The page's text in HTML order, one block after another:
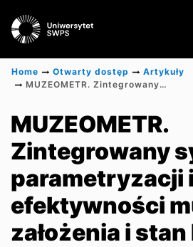
Scientific research results
Home Otwarty dostęp
Artykuły
MUZEOMETR. Zintegrowany system parametryzacji i oceny efektywności muzeów – założenia i stan badań
MUZEOMETR.
Zintegrowany
parametryzacji
efektywności
założenia i